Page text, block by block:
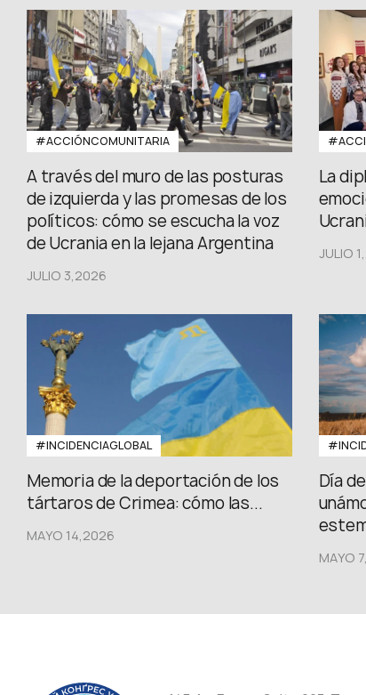
#ACCIÓNCOMUNITARIA
A través del muro de las posturas
de izquierda y las promesas de los
políticos: cómo se escucha la voz
de Ucrania en la lejana Argentina
JULIO 3,2026
La
JULIO
#INCIDENCIAGLOBAL
Memoria de la deportación de los
tártaros de Crimea: cómo las...
MAYO 14,2026
Día
MAYO